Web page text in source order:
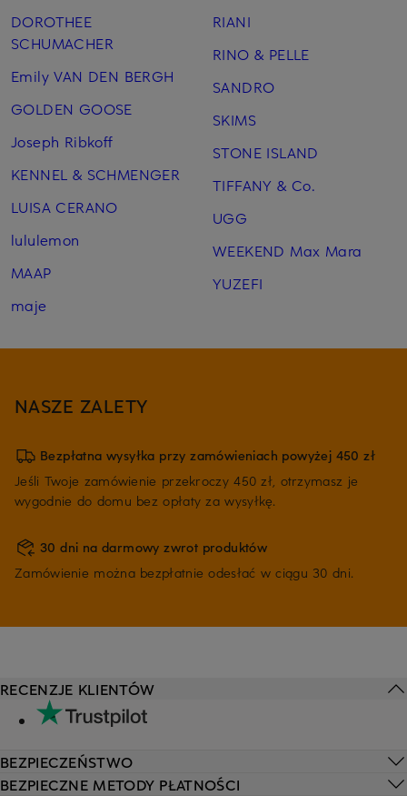
DOROTHEE
SCHUMACHER
Emily VAN DEN BERGH
GOLDEN GOOSE
Joseph Ribkoff
KENNEL & SCHMENGER
LUISA CERANO
lululemon
MAAP
maje
RIANI
RINO & PELLE
SANDRO
SKIMS
STONE ISLAND
TIFFANY & Co.
UGG
WEEKEND Max Mara
YUZEFI
NASZE ZALETY
Bezpłatna wysyłka przy zamówieniach powyżej 450 zł
Jeśli Twoje zamówienie przekroczy 450 zł, otrzymasz je
wygodnie do domu bez opłaty za wysyłkę.
30 dni na darmowy zwrot produktów
Zamówienie można bezpłatnie odesłać w ciągu 30 dni.
RECENZJE KLIENTÓW
BEZPIECZEŃSTWO
BEZPIECZNE METODY PŁATNOŚCI